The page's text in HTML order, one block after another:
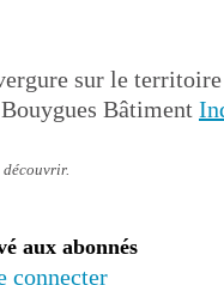
sur le
Bâtiment
découvrir.
aux abonnés
connecter